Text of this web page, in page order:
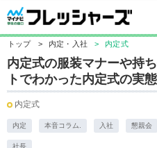
トップ > 内定・入社 > 内定式
内定式の服装マナーや持
トでわかった内定式の実態
内定式
内定 本音コラム. 入社 懇親会
社長